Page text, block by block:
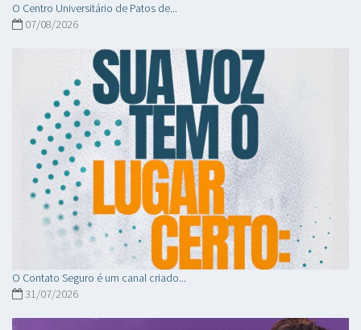
O Centro Universitário de Patos de...
07/08/2026
O Contato Seguro é um canal criado...
31/07/2026